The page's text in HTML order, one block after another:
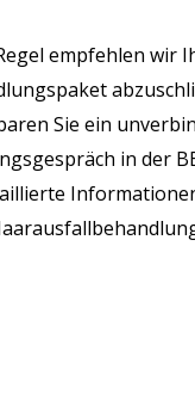
empfehlen wir
Sie ein
in der